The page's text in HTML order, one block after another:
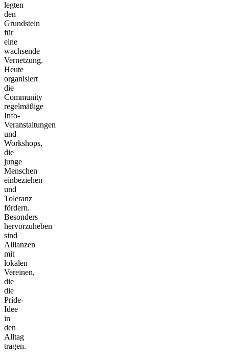
legten
den
Grundstein
für
eine
wachsende
Vernetzung.
Heute
organisiert
die
Community
regelmäßige
Info-
Veranstaltungen
und
Workshops,
die
junge
Menschen
einbeziehen
und
Toleranz
fördern.
Besonders
hervorzuheben
sind
Allianzen
mit
lokalen
Vereinen,
die
die
Pride-
Idee
in
den
Alltag
tragen.